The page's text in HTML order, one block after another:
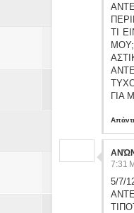
ΤΙ
ΓΙΑ
7:31
5/7/